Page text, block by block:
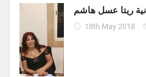
ريتا عسل هاشم
18th May 2018